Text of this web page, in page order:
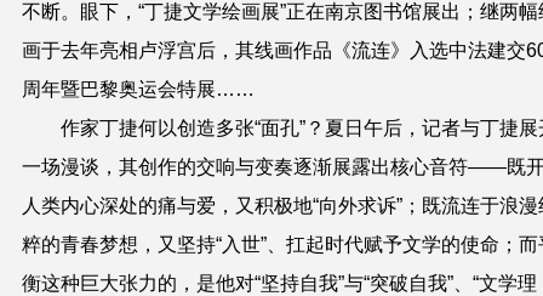
不断。眼下，“丁捷文学绘画展”正在南京图书馆展出；继两幅
画于去年亮相卢浮宫后，其线画作品《流连》入选中法建交
周年暨巴黎奥运会特展……
作家丁捷何以创造多张“面孔”？夏日午后，记者与丁捷展
一场漫谈，其创作的交响与变奏逐渐展露出核心音符——既
人类内心深处的痛与爱，又积极地“向外求诉”；既流连于浪漫
粹的青春梦想，又坚持“入世”、扛起时代赋予文学的使命；而
衡这种巨大张力的，是他对“坚持自我”与“突破自我”、“文学理